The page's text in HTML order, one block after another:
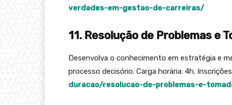
verdades-em-gestao-de-carreiras/
11. Resolução de Problemas e
Desenvolva o conhecimento em estratégia e
processo decisório. Carga horária: 4h.
duracao/resolucao-de-problemas-e-